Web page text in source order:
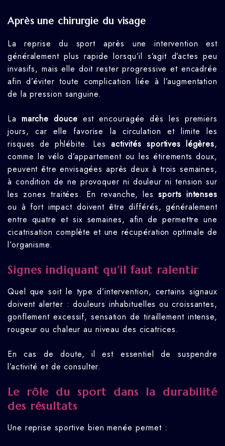
Après une chirurgie du visage
La reprise du sport après une intervention est
généralement plus rapide lorsqu’il s’agit d’actes peu
invasifs, mais elle doit rester progressive et encadrée
afin d’éviter toute complication liée à l’augmentation
de la pression sanguine.
La marche douce est encouragée dès les premiers
jours, car elle favorise la circulation et limite les
risques de phlébite. Lesactivités sportives légères,
comme le vélo d’appartement ou les étirements doux,
peuvent être envisagées après deux à trois semaines,
à condition de ne provoquer ni douleur ni tension sur
les zones traitées. En revanche, lessports intenses
ou à fort impact doivent être différés, généralement
entre quatre et six semaines, afin de permettre une
cicatrisation complète et une récupération optimale de
l’organisme.
Signes indiquant qu’il faut ralentir
Quel que soit le type d’intervention, certains signaux
doivent alerter : douleurs inhabituelles ou croissantes,
gonflement excessif, sensation de tiraillement intense,
rougeur ou chaleur au niveau des cicatrices.
En cas de doute, il est essentiel de suspendre
l’activité et de consulter.
Le rôle du sport dans la durabilité
des résultats
Une reprise sportive bien menée permet :